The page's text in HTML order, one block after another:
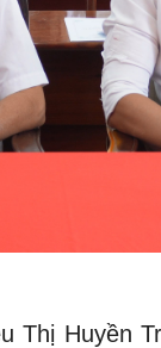
Thị Huyền